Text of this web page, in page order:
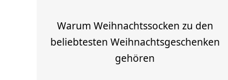
Warum Weihnachtssocken zu den
beliebtesten Weihnachtsgeschenken
gehören